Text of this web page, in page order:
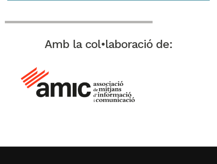
Amb la col•laboració de: